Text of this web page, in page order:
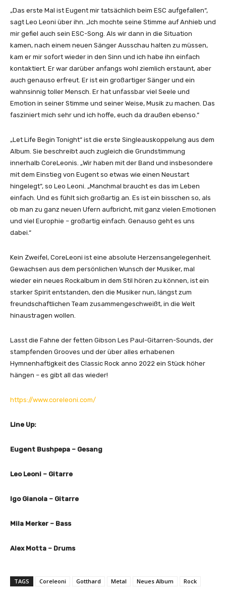
„Das erste Mal ist Eugent mir tatsächlich beim ESC aufgefallen“,
sagt Leo Leoni über ihn. „Ich mochte seine Stimme auf Anhieb und
mir gefiel auch sein ESC-Song. Als wir dann in die Situation
kamen, nach einem neuen Sänger Ausschau halten zu müssen,
kam er mir sofort wieder in den Sinn und ich habe ihn einfach
kontaktiert. Er war darüber anfangs wohl ziemlich erstaunt, aber
auch genauso erfreut. Er ist ein großartiger Sänger und ein
wahnsinnig toller Mensch. Er hat unfassbar viel Seele und
Emotion in seiner Stimme und seiner Weise, Musik zu machen. Das
fasziniert mich sehr und ich hoffe, euch da draußen ebenso.“
„Let Life Begin Tonight“ ist die erste Singleauskoppelung aus dem
Album. Sie beschreibt auch zugleich die Grundstimmung
innerhalb CoreLeonis. „Wir haben mit der Band und insbesondere
mit dem Einstieg von Eugent so etwas wie einen Neustart
hingelegt“, so Leo Leoni. „Manchmal braucht es das im Leben
einfach. Und es fühlt sich großartig an. Es ist ein bisschen so, als
ob man zu ganz neuen Ufern aufbricht, mit ganz vielen Emotionen
und viel Europhie – großartig einfach. Genauso geht es uns
dabei.“
Kein Zweifel, CoreLeoni ist eine absolute Herzensangelegenheit.
Gewachsen aus dem persönlichen Wunsch der Musiker, mal
wieder ein neues Rockalbum in dem Stil hören zu können, ist ein
starker Spirit entstanden, den die Musiker nun, längst zum
freundschaftlichen Team zusammengeschweißt, in die Welt
hinaustragen wollen.
Lasst die Fahne der fetten Gibson Les Paul-Gitarren-Sounds, der
stampfenden Grooves und der über alles erhabenen
Hymnenhaftigkeit des Classic Rock anno 2022 ein Stück höher
hängen – es gibt all das wieder!
https://www.coreleoni.com/
Line Up:
Eugent Bushpepa – Gesang
Leo Leoni – Gitarre
Igo Gianola – Gitarre
Mila Merker – Bass
Alex Motta – Drums
TAGS Coreleoni Gotthard Metal Neues Album Rock